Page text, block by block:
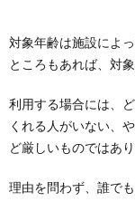
対象年齢は施設によ
ところもあれば、対
利用する場合には、
くれる人がいない、
ど厳しいものではあり
理由を問わず、誰で